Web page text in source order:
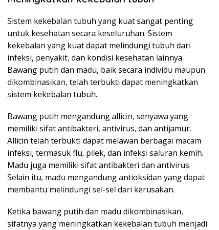
Sistem kekebalan tubuh yang kuat sangat penting
untuk kesehatan secara keseluruhan. Sistem
kekebalan yang kuat dapat melindungi tubuh dari
infeksi, penyakit, dan kondisi kesehatan lainnya.
Bawang putih dan madu, baik secara individu maupun
dikombinasikan, telah terbukti dapat meningkatkan
sistem kekebalan tubuh.
Bawang putih mengandung allicin, senyawa yang
memiliki sifat antibakteri, antivirus, dan antijamur.
Allicin telah terbukti dapat melawan berbagai macam
infeksi, termasuk flu, pilek, dan infeksi saluran kemih.
Madu juga memiliki sifat antibakteri dan antivirus.
Selain itu, madu mengandung antioksidan yang dapat
membantu melindungi sel-sel dari kerusakan.
Ketika bawang putih dan madu dikombinasikan,
sifatnya yang meningkatkan kekebalan tubuh menjadi